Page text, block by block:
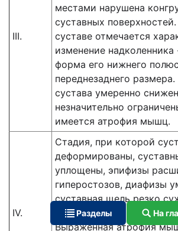
III.
местами нарушена
суставных
суставе отмечается
изменение надколенника
форма его нижнего
переднезаднего
сустава умеренно
незначительно
имеется атрофия мышц.
IV.
Стадия, при которой
деформированы,
уплощены, эпифизы
гиперостозов, диафизы
суставная щель резко
Внутрисуставные хрящи
Выраженная атрофия
Разделы На